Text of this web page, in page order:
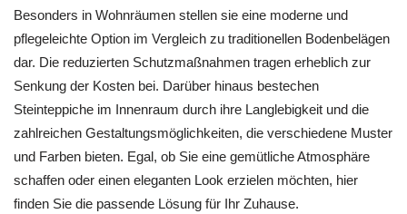
Besonders in Wohnräumen stellen sie eine moderne und
pflegeleichte Option im Vergleich zu traditionellen Bodenbelägen
dar. Die reduzierten Schutzmaßnahmen tragen erheblich zur
Senkung der Kosten bei. Darüber hinaus bestechen
Steinteppiche im Innenraum durch ihre Langlebigkeit und die
zahlreichen Gestaltungsmöglichkeiten, die verschiedene Muster
und Farben bieten. Egal, ob Sie eine gemütliche Atmosphäre
schaffen oder einen eleganten Look erzielen möchten, hier
finden Sie die passende Lösung für Ihr Zuhause.